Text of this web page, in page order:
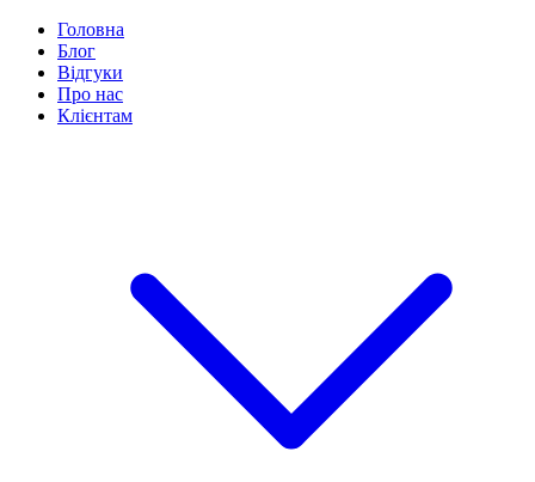
Головна
Блог
Відгуки
Про нас
Клієнтам